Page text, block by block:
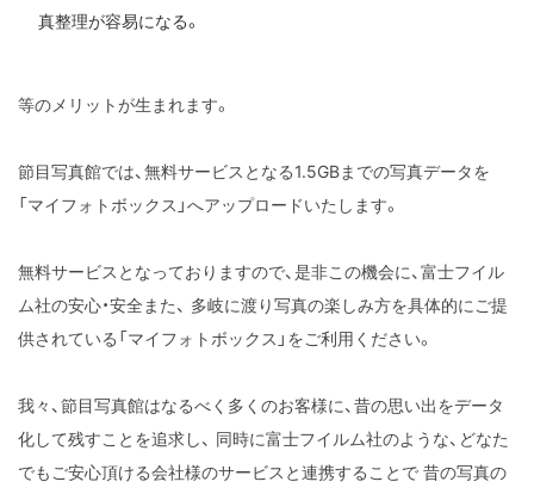
真整理が容易になる。
等のメリットが生まれます。
節目写真館では、無料サービスとなる1.5GBまでの写真データを
「マイフォトボックス」へアップロードいたします。
無料サービスとなっておりますので、是非この機会に、富士フイル
ム社の安心・安全また、 多岐に渡り写真の楽しみ方を具体的にご提
供されている「マイフォトボックス」をご利用ください。
我々、節目写真館はなるべく多くのお客様に、昔の思い出をデータ
化して残すことを追求し、 同時に富士フイルム社のような、どなた
でもご安心頂ける会社様のサービスと連携することで 昔の写真の